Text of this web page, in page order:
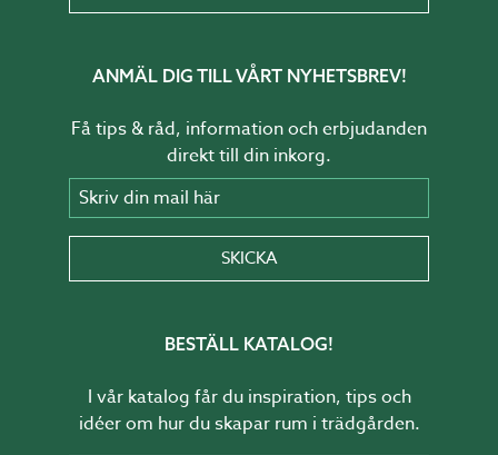
ANMÄL DIG TILL VÅRT NYHETSBREV!
Få tips & råd, information och erbjudanden
direkt till din inkorg.
Skriv din mail här
SKICKA
BESTÄLL KATALOG!
I vår katalog får du inspiration, tips och
idéer om hur du skapar rum i trädgården.